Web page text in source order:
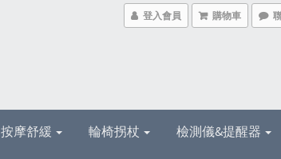
登入會員 購物車
按摩舒緩 輪椅拐杖 檢測儀&提醒器